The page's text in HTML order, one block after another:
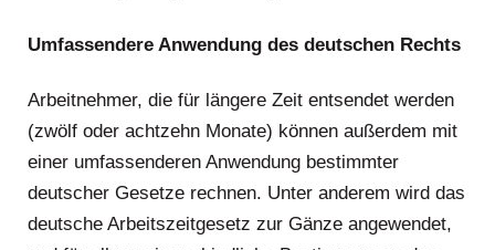
Umfassendere Anwendung des deutschen Rechts
Arbeitnehmer, die für längere Zeit entsendet werden
(zwölf oder achtzehn Monate) können außerdem mit
einer umfassenderen Anwendung bestimmter
deutscher Gesetze rechnen. Unter anderem wird das
deutsche Arbeitszeitgesetz zur Gänze angewendet,